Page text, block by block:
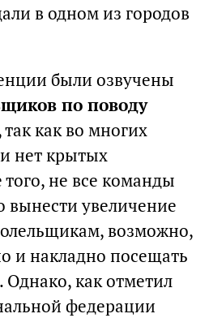
в одном из городов
были озвучены
по поводу
так как во многих
нет крытых
не все команды
вынести увеличение
возможно,
и накладно посещать
Однако, как отметил
федерации